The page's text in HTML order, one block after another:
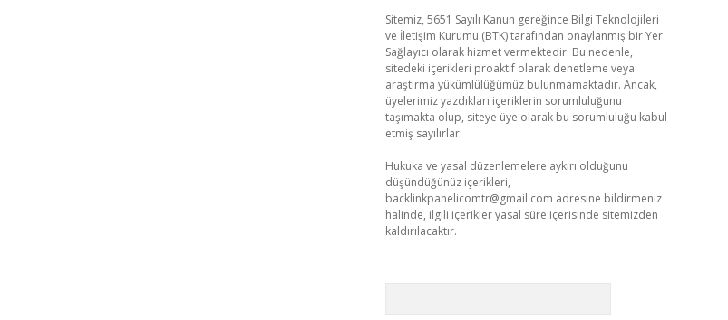
Sitemiz, 5651 Sayılı Kanun gereğince Bilgi Teknolojileri
ve İletişim Kurumu (BTK) tarafından onaylanmış bir Yer
Sağlayıcı olarak hizmet vermektedir. Bu nedenle,
sitedeki içerikleri proaktif olarak denetleme veya
araştırma yükümlülüğümüz bulunmamaktadır. Ancak,
üyelerimiz yazdıkları içeriklerin sorumluluğunu
taşımakta olup, siteye üye olarak bu sorumluluğu kabul
etmiş sayılırlar.
Hukuka ve yasal düzenlemelere aykırı olduğunu
düşündüğünüz içerikleri,
backlinkpanelicomtr@gmail.com adresine bildirmeniz
halinde, ilgili içerikler yasal süre içerisinde sitemizden
kaldırılacaktır.